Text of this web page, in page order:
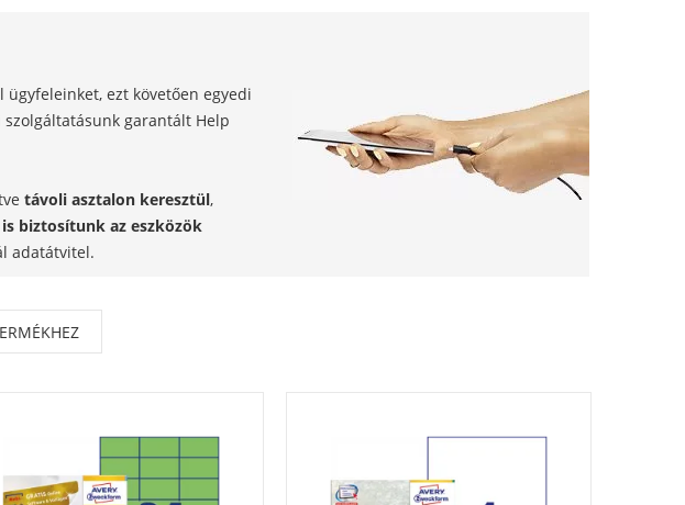
ügyfeleinket, ezt követően egyedi
garantált Help
távoli asztalon keresztül,
biztosítunk az eszközök
adatátvitel.